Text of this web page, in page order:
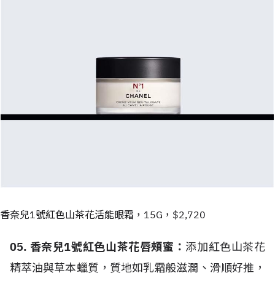
香奈兒1號紅色山茶花活能眼霜，15G，$2,720
05. 香奈兒1號紅色山茶花唇頰蜜： 添加紅色山茶花
精萃油與草本蠟質，質地如乳霜般滋潤、滑順好推，